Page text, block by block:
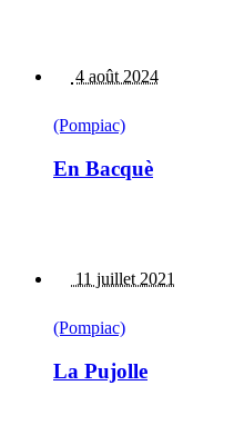
4 août 2024
(Pompiac)
En Bacquè
11 juillet 2021
(Pompiac)
La Pujolle